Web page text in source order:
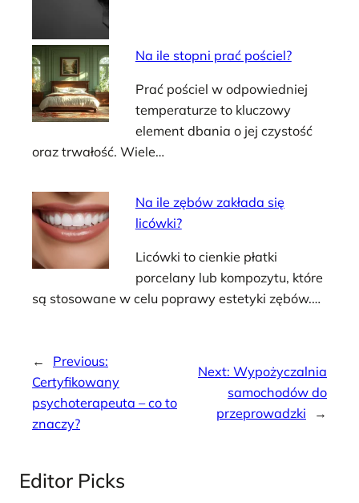
Na ile stopni prać pościel?
Prać pościel w odpowiedniej
temperaturze to kluczowy
element dbania o jej czystość
oraz trwałość. Wiele…
Na ile zębów zakłada się
licówki?
Licówki to cienkie płatki
porcelany lub kompozytu, które
są stosowane w celu poprawy estetyki zębów.…
←
Previous:
Certyfikowany
psychoterapeuta – co to
znaczy?
Next: Wypożyczalnia
samochodów do
przeprowadzki
→
Editor Picks